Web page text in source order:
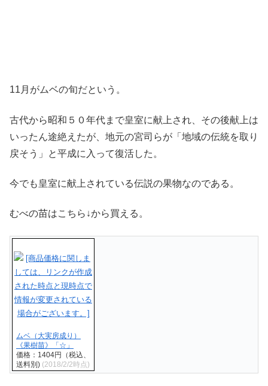
11月がムベの旬だという。
古代から昭和５０年代まで皇室に献上され、その後献上は
いったん途絶えたが、地元の宮司らが「地域の伝統を取り
戻そう」と平成に入って復活した。
今でも皇室に献上されている伝説の果物なのである。
むべの苗はこちら↓から買える。
ムベ（大実房成り）
《果樹苗》「☆」
価格：1404円（税込、
送料別) (2018/2/2時点)